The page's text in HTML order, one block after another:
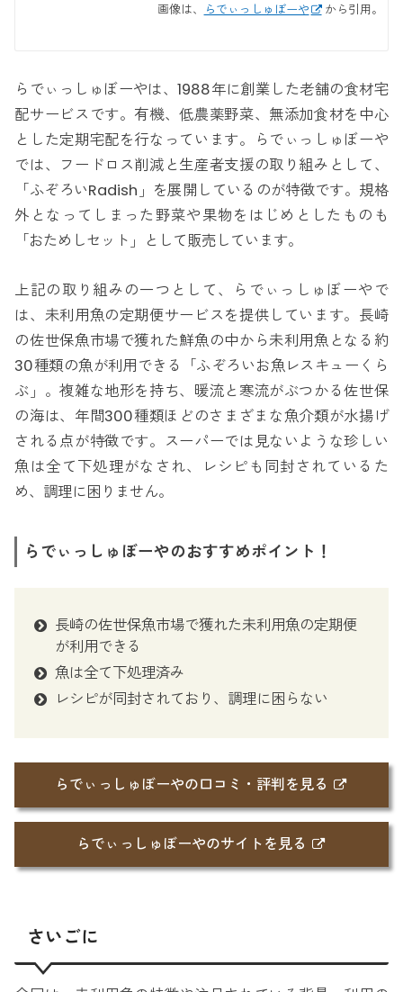
画像は、 らでぃっしゅぼーや から引用。
らでぃっしゅぼーやは、1988年に創業した老舗の食材宅
配サービスです。有機、低農薬野菜、無添加食材を中心
とした定期宅配を行なっています。らでぃっしゅぼーや
では、フードロス削減と生産者支援の取り組みとして、
「ふぞろいRadish」を展開しているのが特徴です。規格
外となってしまった野菜や果物をはじめとしたものも
「おためしセット」として販売しています。
上記の取り組みの一つとして、らでぃっしゅぼーやで
は、未利用魚の定期便サービスを提供しています。長崎
の佐世保魚市場で獲れた鮮魚の中から未利用魚となる約
30種類の魚が利用できる「ふぞろいお魚レスキューくら
ぶ」。複雑な地形を持ち、暖流と寒流がぶつかる佐世保
の海は、年間300種類ほどのさまざまな魚介類が水揚げ
される点が特徴です。スーパーでは見ないような珍しい
魚は全て下処理がなされ、レシピも同封されているた
め、調理に困りません。
らでぃっしゅぼーやのおすすめポイント！
長崎の佐世保魚市場で獲れた未利用魚の定期便
が利用できる
魚は全て下処理済み
レシピが同封されており、調理に困らない
らでぃっしゅぼーやの口コミ・評判を見る
らでぃっしゅぼーやのサイトを見る
さいごに